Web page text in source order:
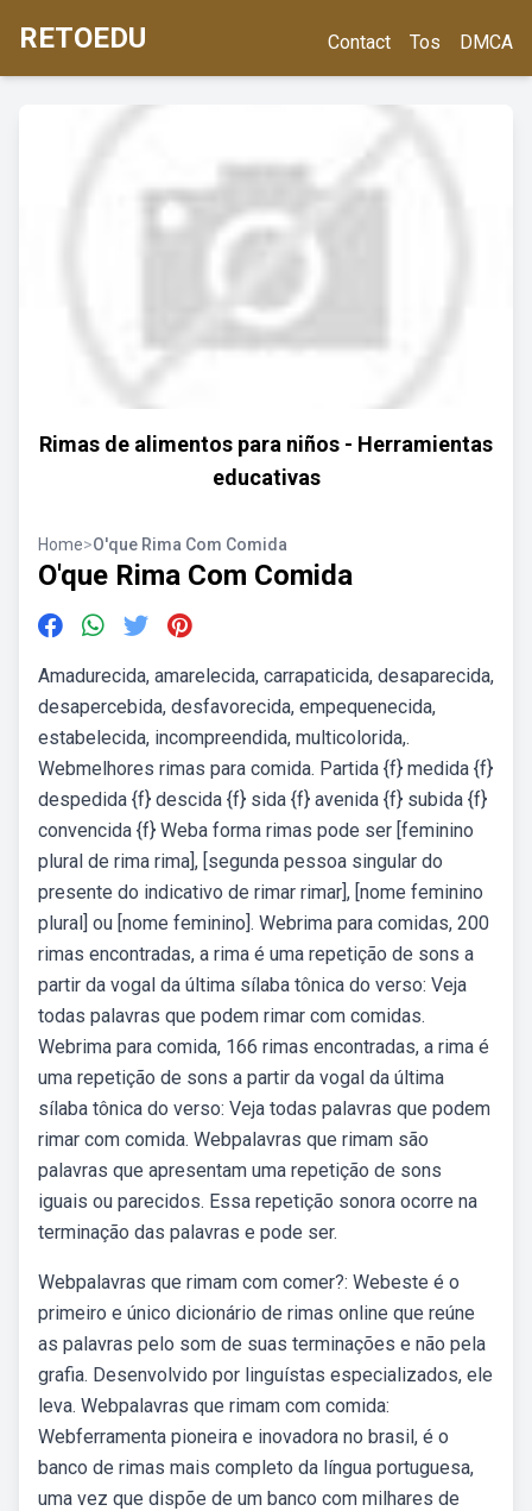
RETOEDU Contact Tos DMCA
Rimas de alimentos para niños - Herramientas
educativas
Home>O'que Rima Com Comida
O'que Rima Com Comida
Amadurecida, amarelecida, carrapaticida, desaparecida,
desapercebida, desfavorecida, empequenecida,
estabelecida, incompreendida, multicolorida,.
Webmelhores rimas para comida. Partida {f} medida {f}
despedida {f} descida {f} sida {f} avenida {f} subida {f}
convencida {f} Weba forma rimas pode ser [feminino
plural de rima rima], [segunda pessoa singular do
presente do indicativo de rimar rimar], [nome feminino
plural] ou [nome feminino]. Webrima para comidas, 200
rimas encontradas, a rima é uma repetição de sons a
partir da vogal da última sílaba tônica do verso: Veja
todas palavras que podem rimar com comidas.
Webrima para comida, 166 rimas encontradas, a rima é
uma repetição de sons a partir da vogal da última
sílaba tônica do verso: Veja todas palavras que podem
rimar com comida. Webpalavras que rimam são
palavras que apresentam uma repetição de sons
iguais ou parecidos. Essa repetição sonora ocorre na
terminação das palavras e pode ser.
Webpalavras que rimam com comer?: Webeste é o
primeiro e único dicionário de rimas online que reúne
as palavras pelo som de suas terminações e não pela
grafia. Desenvolvido por linguístas especializados, ele
leva. Webpalavras que rimam com comida:
Webferramenta pioneira e inovadora no brasil, é o
banco de rimas mais completo da língua portuguesa,
uma vez que dispõe de um banco com milhares de